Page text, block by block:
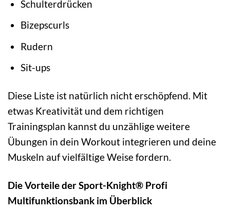
Schulterdrücken
Bizepscurls
Rudern
Sit-ups
Diese Liste ist natürlich nicht erschöpfend. Mit
etwas Kreativität und dem richtigen
Trainingsplan kannst du unzählige weitere
Übungen in dein Workout integrieren und deine
Muskeln auf vielfältige Weise fordern.
Die Vorteile der Sport-Knight® Profi
Multifunktionsbank im Überblick